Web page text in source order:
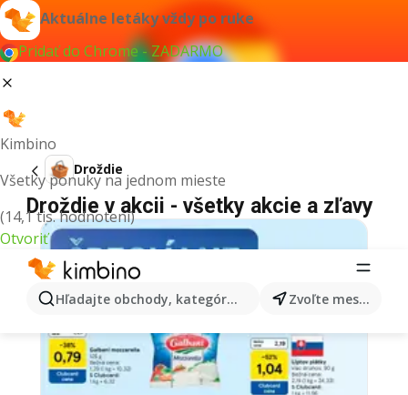
Aktuálne letáky vždy po ruke
Pridať do Chrome - ZADARMO
Kimbino
Všetky ponuky na jednom mieste
(14,1 tis. hodnotení)
Otvoriť
Hľadajte obchody, kategórie, produkty... Zvoľte mesto
Droždie
Droždie v akcii - všetky akcie a zľavy